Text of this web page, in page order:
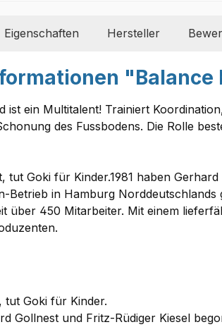
Eigenschaften Hersteller
"Balance
ist ein Multitalent! Trainiert
des Fussbodens. Die Rolle
tut Goki für Kinder.1981 haben
Betrieb in Hamburg
über 450 Mitarbeiter. Mit einem
tut Goki für Kinder.
Gollnest und Fritz-Rüdiger Kiesel